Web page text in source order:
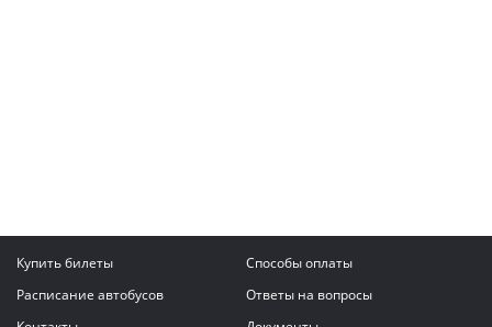
Купить билеты
Способы оплаты
Расписание автобусов
Ответы на вопросы